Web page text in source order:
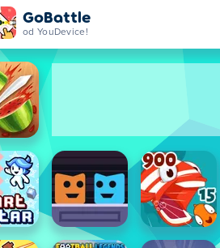
GoBattle
od YouDevice!